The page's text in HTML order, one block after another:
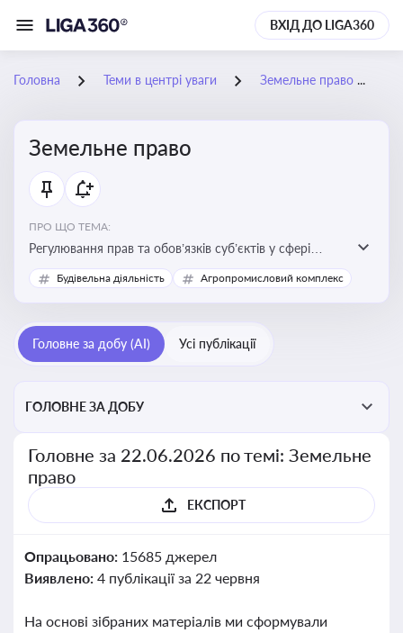
ВХІД ДО LIGA360
Головна Теми в центрі уваги Земельне право
Земельне право
ПРО ЩО ТЕМА:
Регулювання прав та обов’язків суб’єктів у сфері
користування землею, земельний сервітут, що є
критично важливим для захисту майнових прав
ефективного управління земельними ресурсами
Будівельна діяльність Агропромисловий комплекс
Головне за добу (AI) Усі публікації
ГОЛОВНЕ ЗА ДОБУ
Головне за 22.06.2026 по темі: Земельне
право
ЕКСПОРТ
Опрацьовано: 15685 джерел
Виявлено: 4 публікації за 22 червня
На основі зібраних матеріалів ми сформували